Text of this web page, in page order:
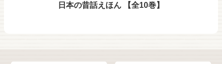
日本の昔話えほん 【全10巻】